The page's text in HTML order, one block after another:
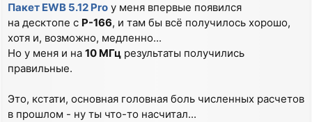
Пакет EWB 5.12 Pro у меня впервые появился
на десктопе с P-166, и там бы всё получилось хорошо,
хотя и, возможно, медленно...
Но у меня и на 10 МГц результаты получились
правильные.
Это, кстати, основная головная боль численных расчетов
в прошлом - ну ты что-то насчитал...